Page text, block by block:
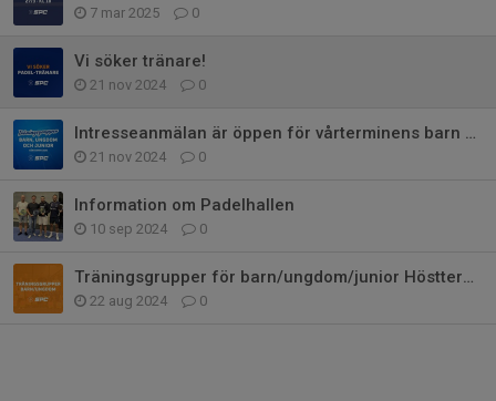
7 mar 2025 0
Vi söker tränare!
21 nov 2024 0
Intresseanmälan är öppen för vårterminens barn och ungdomsgrupper
21 nov 2024 0
Information om Padelhallen
10 sep 2024 0
Träningsgrupper för barn/ungdom/junior Hösttermin 2024
22 aug 2024 0